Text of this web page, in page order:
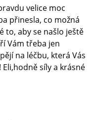
velice moc
přinesla, co možná
to, aby se našlo ještě
Vám třeba jen
na léčbu, která Vás
síly a krásné